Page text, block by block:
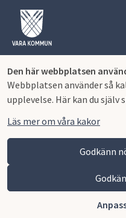
Den här webbplatsen
Webbplatsen använder så
upplevelse. Här kan du själv
Läs mer om våra kakor
Godkänn
Lagmansgymnasiet
Om
Idrottsprofil/